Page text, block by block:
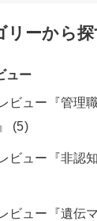
リーから探
ュー
ビュー『管理
(5)
ビュー『非認知
ビュー『遺伝